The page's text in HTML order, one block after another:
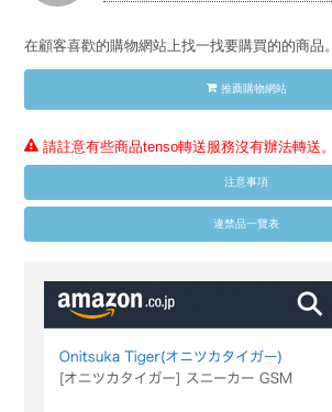
在顧客喜歡的購物網站上找一找要購買的的商品。
推薦購物網站
請註意有些商品tenso轉送服務沒有辦法轉送。
違禁品一覽表
注意事項